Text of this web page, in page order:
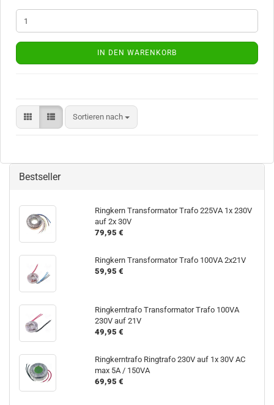
IN DEN WARENKORB
Sortieren nach
Sortieren nach
Bestseller
Ringkern Transformator Trafo 225VA 1x 230V
auf 2x 30V
79,95 €
Ringkern Transformator Trafo 100VA 2x21V
59,95 €
Ringkerntrafo Transformator Trafo 100VA
230V auf 21V
49,95 €
Ringkerntrafo Ringtrafo 230V auf 1x 30V AC
max 5A / 150VA
69,95 €